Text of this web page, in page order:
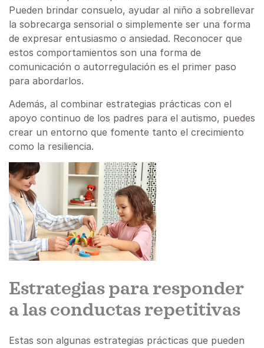
Pueden brindar consuelo, ayudar al niño a sobrellevar
la sobrecarga sensorial o simplemente ser una forma
de expresar entusiasmo o ansiedad. Reconocer que
estos comportamientos son una forma de
comunicación o autorregulación es el primer paso
para abordarlos.
Además, al combinar estrategias prácticas con el
apoyo continuo de los padres para el autismo, puedes
crear un entorno que fomente tanto el crecimiento
como la resiliencia.
Estrategias para responder
a las conductas repetitivas
Estas son algunas estrategias prácticas que pueden